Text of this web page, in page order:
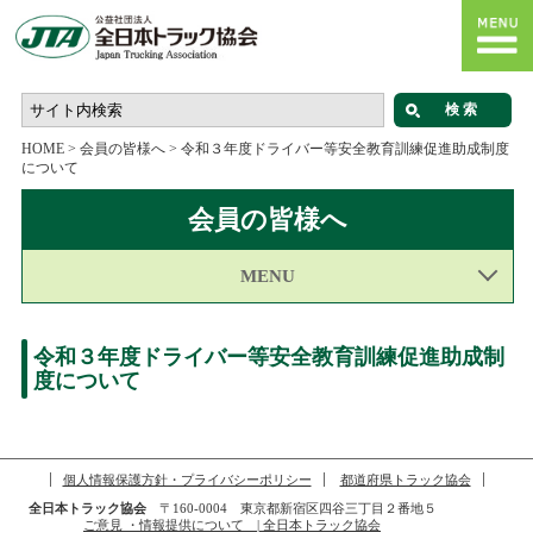
HOME> 会員の皆様へ> 令和３年度ドライバー等安全教育訓練促進助成制度
について
会員の皆様へ
MENU
令和３年度ドライバー等安全教育訓練促進助成制
度について
個人情報保護方針・プライバシーポリシー
都道府県トラック協会
全日本トラック協会〒160-0004 東京都新宿区四谷三丁目２番地５
ご意見 ・情報提供について | 全日本トラック協会